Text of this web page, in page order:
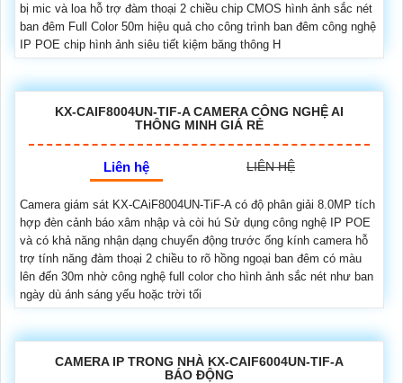
bị mic và loa hỗ trợ đàm thoại 2 chiều chip CMOS hình ảnh sắc nét
ban đêm Full Color 50m hiệu quả cho công trình ban đêm công nghệ
IP POE chip hình ảnh siêu tiết kiệm băng thông H
KX-CAIF8004UN-TIF-A CAMERA CÔNG NGHỆ AI
THÔNG MINH GIÁ RẺ
Liên hệ LIÊN HỆ
Camera giám sát KX-CAiF8004UN-TiF-A có độ phân giải 8.0MP tích
hợp đèn cảnh báo xâm nhập và còi hú Sử dụng công nghệ IP POE
và có khả năng nhận dạng chuyển động trước ống kính camera hỗ
trợ tính năng đàm thoại 2 chiều to rõ hồng ngoại ban đêm có màu
lên đến 30m nhờ công nghệ full color cho hình ảnh sắc nét như ban
ngày dù ánh sáng yếu hoặc trời tối
CAMERA IP TRONG NHÀ KX-CAIF6004UN-TIF-A
BÁO ĐỘNG